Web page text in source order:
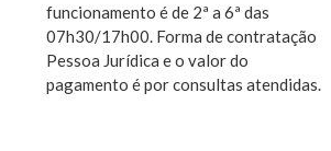
funcionamento é de 2ª a 6ª das
07h30/17h00. Forma de contratação
Pessoa Jurídica e o valor do
pagamento é por consultas atendidas.